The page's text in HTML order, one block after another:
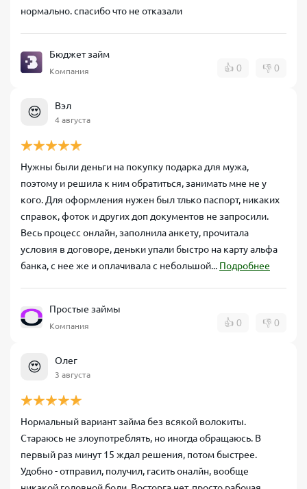
нормально. спасибо что не отказали
Бюджет займ
Компания 👍 0 👎 0
😍 Вэл
4 августа
Нужны были деньги на покупку подарка для мужа,
поэтому и решила к ним обратиться, занимать мне не у
кого. Для оформления нужен был тлько паспорт, никаких
справок, фоток и других доп документов не запросили.
Весь процесс онлайн, заполнила анкету, прочитала
условия в договоре, деньки упали быстро на карту альфа
банка, с нее же и оплачивала с небольшой... Подробнее
Простые займы
Компания 👍 0 👎 0
😍 Олег
3 августа
Нормальный вариант займа без всякой волокиты.
Стараюсь не злоупотреблять, но иногда обращаюсь. В
первый раз минут 15 ждал решения, потом быстрее.
Удобно - отправил, получил, гасить оналйн, вообще